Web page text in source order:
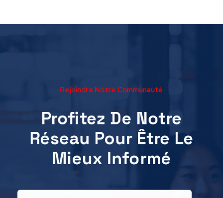
Rejoindre Notre Communauté
Profitez De Notre
Réseau Pour Être Le
Mieux Informé